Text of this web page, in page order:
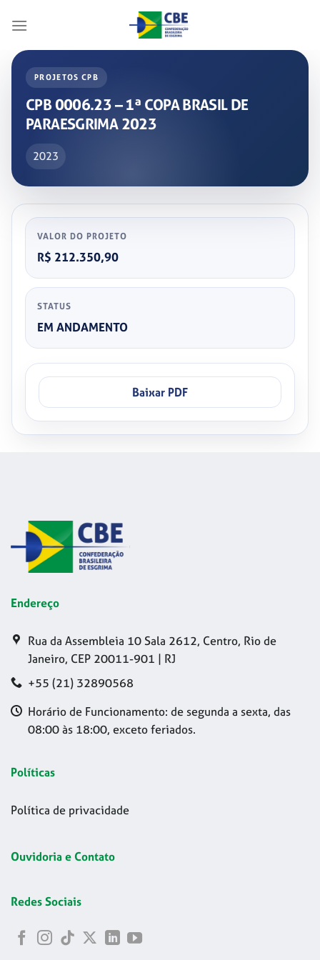
PROJETOS CPB
CPB 0006.23 – 1ª COPA BRASIL DE
PARAESGRIMA 2023
2023
VALOR DO PROJETO
R$ 212.350,90
STATUS
EM ANDAMENTO
Baixar PDF
Endereço
Rua da Assembleia 10 Sala 2612, Centro, Rio de
Janeiro, CEP 20011-901 | RJ
+55 (21) 32890568
Horário de Funcionamento: de segunda a sexta, das
08:00 às 18:00, exceto feriados.
Políticas
Política de privacidade
Ouvidoria e Contato
Redes Sociais